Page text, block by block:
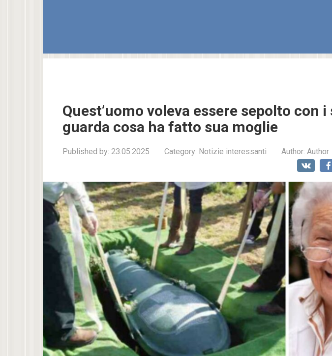
Quest’uomo voleva essere sepolto con
guarda cosa ha fatto sua moglie
Published by: 23.05.2025 Category: Notizie interessanti Author: Author